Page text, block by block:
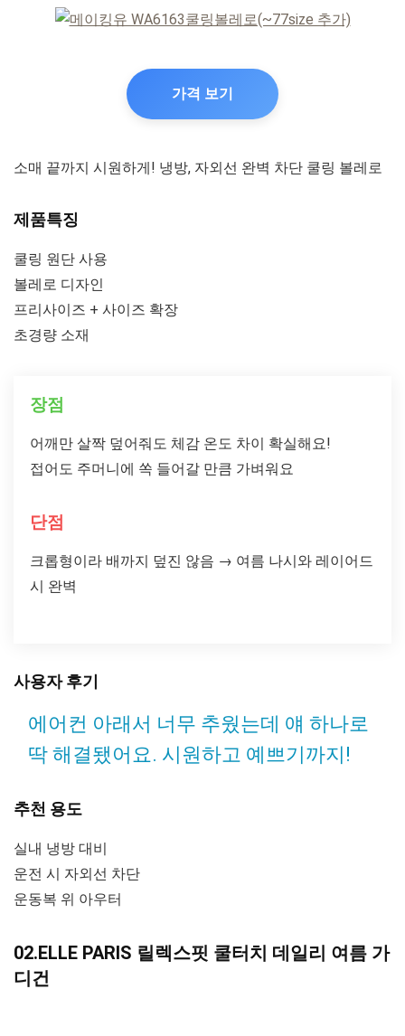
가격 보기
소매 끝까지 시원하게! 냉방, 자외선 완벽 차단 쿨링 볼레로
제품특징
쿨링 원단 사용
볼레로 디자인
프리사이즈 + 사이즈 확장
초경량 소재
장점
어깨만 살짝 덮어줘도 체감 온도 차이 확실해요!
접어도 주머니에 쏙 들어갈 만큼 가벼워요
단점
크롭형이라 배까지 덮진 않음 → 여름 나시와 레이어드
시 완벽
사용자 후기
에어컨 아래서 너무 추웠는데 얘 하나로
딱 해결됐어요. 시원하고 예쁘기까지!
추천 용도
실내 냉방 대비
운전 시 자외선 차단
운동복 위 아우터
02.ELLE PARIS 릴렉스핏 쿨터치 데일리 여름 가
디건